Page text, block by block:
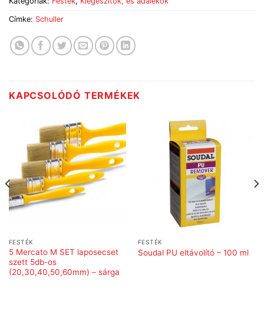
Címke: Schuller
KAPCSOLÓDÓ TERMÉKEK
FESTÉK
5 Mercato M SET laposecset
szett 5db-os
(20,30,40,50,60mm) – sárga
FESTÉK
Soudal PU eltávolító – 100 ml